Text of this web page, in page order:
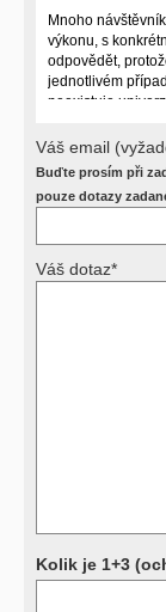
Mnoho
výkonu, s
odpovědět,
jednotlivém
neexistuje
postižení
Požádejte svého
příslušný revizní
Výsledky
Váš email
Buďte prosím při
pouze dotazy
Váš dotaz*
Kolik je 1+3